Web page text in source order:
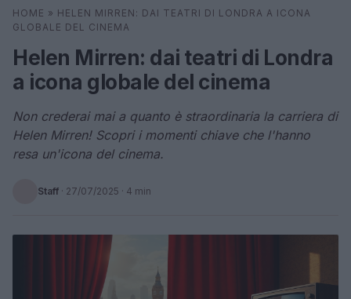
Cerca ⌕
HOME » HELEN MIRREN: DAI TEATRI DI LONDRA A ICONA
GLOBALE DEL CINEMA
Helen Mirren: dai teatri di Londra
a icona globale del cinema
Non crederai mai a quanto è straordinaria la carriera di
Helen Mirren! Scopri i momenti chiave che l'hanno
resa un'icona del cinema.
Staff · 27/07/2025 · 4 min